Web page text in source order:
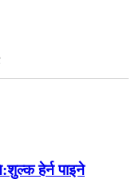
हेर्न पाइने